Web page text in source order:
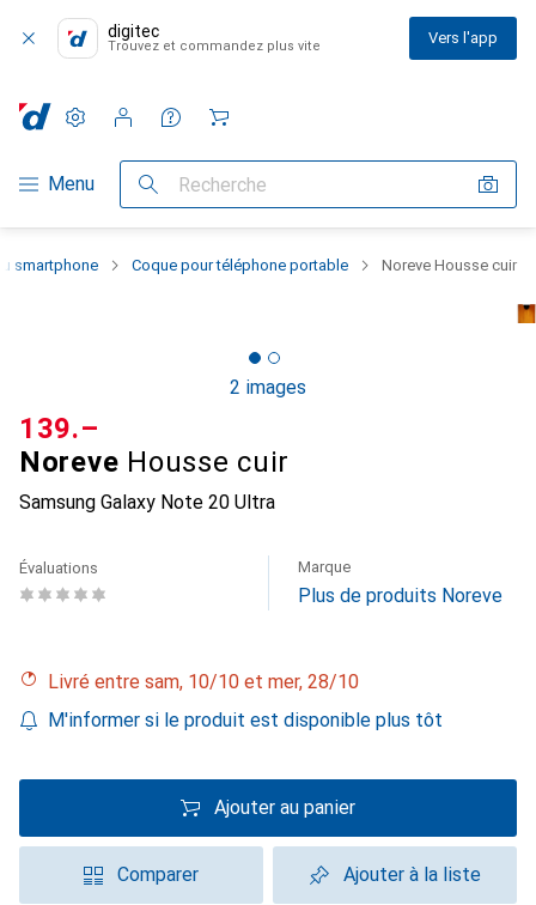
digitec
Trouvez et commandez plus vite Vers l'app
Navigation par catégorie
Menu Recherche
Paramètres
Compte client
Listes de comparaison
Listes d'envies
Panier
smartphone Coque pour téléphone portable Noreve Housse cuir
2 images
Noreve Housse cuir
Samsung Galaxy Note 20 Ultra
CHF
139.–
Évaluations Marque
Plus de produits Noreve
Livré entre sam, 10/10 et mer, 28/10
M'informer si le produit est disponible plus tôt
Ajouter au panier
Comparer Ajouter à la liste